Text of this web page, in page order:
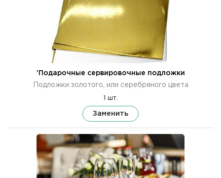
'Подарочные сервировочные подложки
Подложки золотого, или серебряного цвета
1 шт.
Заменить